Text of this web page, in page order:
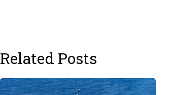
Related Posts